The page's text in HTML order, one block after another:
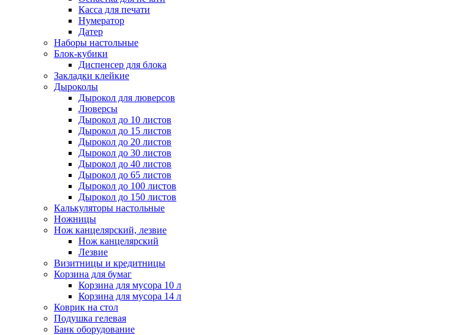
Касса для печати
Нумератор
Датер
Наборы настольные
Блок-кубики
Диспенсер для блока
Закладки клейкие
Дыроколы
Дырокол для люверсов
Люверсы
Дырокол до 10 листов
Дырокол до 15 листов
Дырокол до 20 листов
Дырокол до 30 листов
Дырокол до 40 листов
Дырокол до 65 листов
Дырокол до 100 листов
Дырокол до 150 листов
Калькуляторы настольные
Ножницы
Нож канцелярский, лезвие
Нож канцелярский
Лезвие
Визитницы и кредитницы
Корзина для бумаг
Корзина для мусора 10 л
Корзина для мусора 14 л
Коврик на стол
Подушка гелевая
Банк оборудование